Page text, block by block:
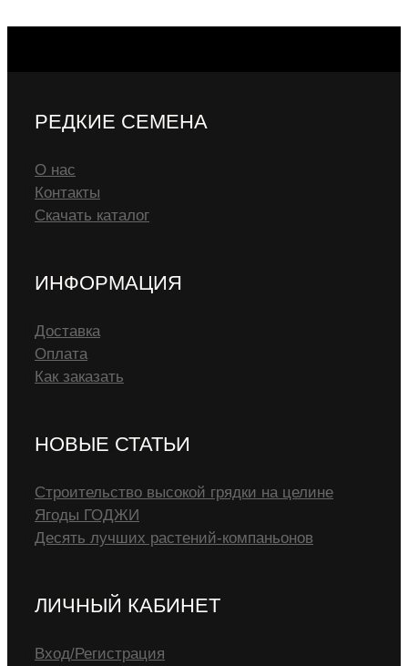
РЕДКИЕ СЕМЕНА
О нас
Контакты
Скачать каталог
ИНФОРМАЦИЯ
Доставка
Оплата
Как заказать
НОВЫЕ СТАТЬИ
Строительство высокой грядки на целине
Ягоды ГОДЖИ
Десять лучших растений-компаньонов
ЛИЧНЫЙ КАБИНЕТ
Вход/Регистрация